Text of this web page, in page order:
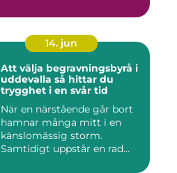
14. jun
Att välja begravningsbyrå i
uddevalla så hittar du
trygghet i en svår tid
När en närstående går bort
hamnar många mitt i en
känslomässig storm.
Samtidigt uppstår en rad